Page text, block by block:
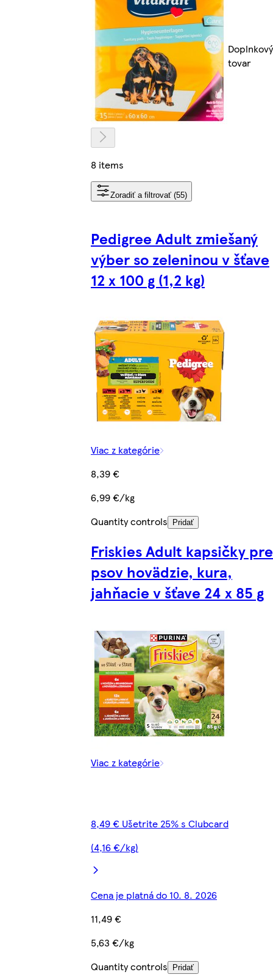
Doplnkový
tovar
8 items
Zoradiť a filtrovať (55)
Pedigree Adult zmiešaný
výber so zeleninou v šťave
12 x 100 g (1,2 kg)
Viac z kategórie
8,39 €
6,99 €/kg
Quantity controls
Pridať
Friskies Adult kapsičky pre
psov hovädzie, kura,
jahňacie v šťave 24 x 85 g
Viac z kategórie
8,49 € Ušetrite 25% s Clubcard
(4,16 €/kg)
Cena je platná do 10. 8. 2026
11,49 €
5,63 €/kg
Quantity controls
Pridať